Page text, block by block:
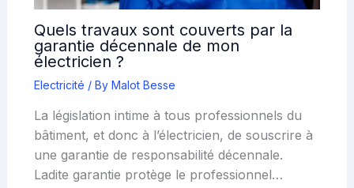
Quels travaux sont couverts par la
garantie décennale de mon
électricien ?
Electricité / By Malot Besse
La législation intime à tous professionnels du
bâtiment, et donc à l’électricien, de souscrire à
une garantie de responsabilité décennale.
Ladite garantie protège le professionnel…